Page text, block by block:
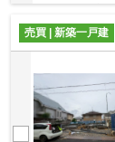
売買 | 新築一戸建